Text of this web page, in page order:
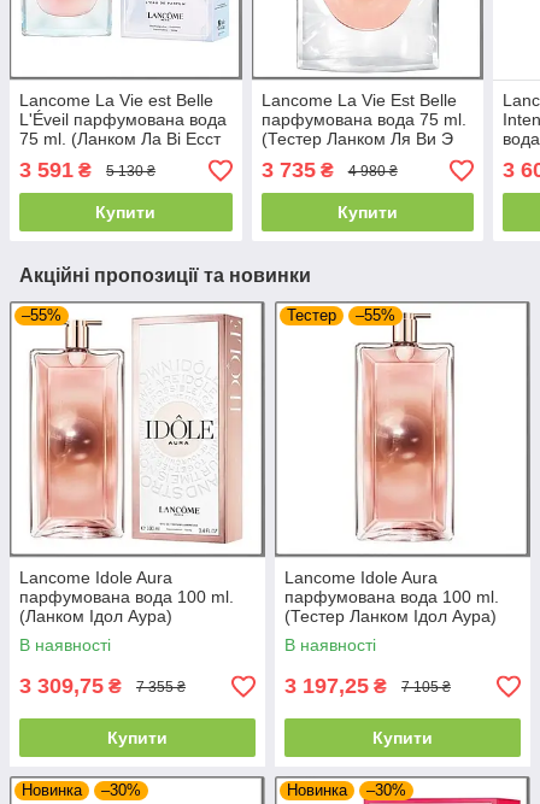
Lancome La Vie est Belle
L'Éveil парфумована вода
75 ml. (Ланком Ла Ві Есст
Бель Л Евеїль)
3 591 ₴ 5 130 ₴
Купити
Lancome La Vie Est Belle
парфумована вода 75 ml.
(Тестер Ланком Ля Ви Э
Бель)
3 735₴ 4 980 ₴
Купити
3
Акційні пропозиції та новинки
–55%
Lancome Idole Aura
парфумована вода 100 ml.
(Ланком Ідол Аура)
В наявності
3 309,75 ₴ 7 355 ₴
Купити
Тестер –55%
Lancome Idole Aura
парфумована вода 100 ml.
(Тестер Ланком Ідол Аура)
В наявності
3 197,25 ₴ 7 105 ₴
Купити
Новинка –30% Новинка –30%